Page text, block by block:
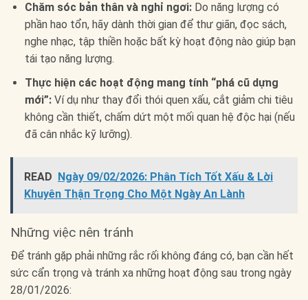
Chăm sóc bản thân và nghỉ ngơi:Do năng lượng có
phần hao tổn, hãy dành thời gian để thư giãn, đọc sách,
nghe nhạc, tập thiền hoặc bất kỳ hoạt động nào giúp bạn
tái tạo năng lượng.
Thực hiện các hoạt động mang tính “phá cũ dựng
mới”:Ví dụ như thay đổi thói quen xấu, cắt giảm chi tiêu
không cần thiết, chấm dứt một mối quan hệ độc hại (nếu
đã cân nhắc kỹ lưỡng).
READ Ngày 09/02/2026: Phân Tích Tốt Xấu & Lời
Khuyên Thận Trọng Cho Một Ngày An Lành
Những việc nên tránh
Để tránh gặp phải những rắc rối không đáng có, bạn cần hết
sức cẩn trọng và tránh xa những hoạt động sau trong ngày
28/01/2026: